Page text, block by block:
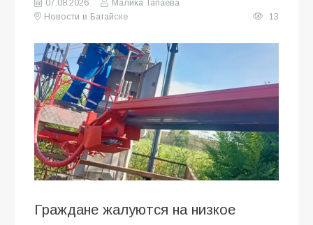
07.08.2026
Малика Тапаева
Новости в Батайске
13
Граждане жалуются на низкое